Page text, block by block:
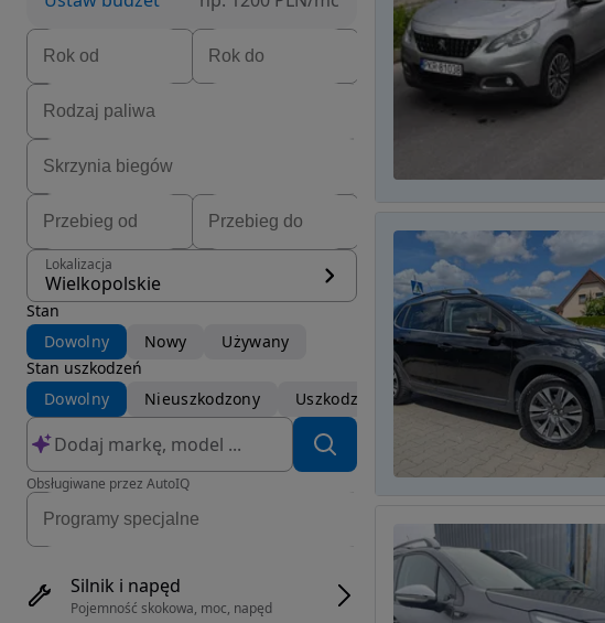
Lokalizacja
Wielkopolskie
Stan
Dowolny
Nowy
Używany
Stan uszkodzeń
Dowolny
Nieuszkodzony Uszkodzony
Obsługiwane przez AutoIQ
Silnik i napęd
Pojemność skokowa, moc, napęd